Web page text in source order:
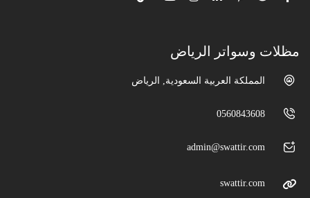
مظلات وسواتر الرياض
المملكة العربية السعودية, الرياض
0560843608
admin@swattir.com
swattir.com